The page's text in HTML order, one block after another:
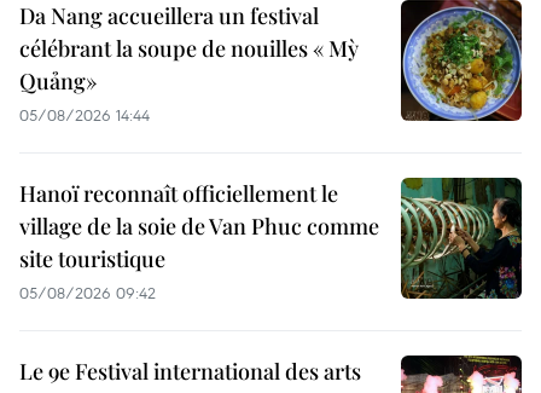
Da Nang accueillera un festival
célébrant la soupe de nouilles « Mỳ
Quảng»
05/08/2026 14:44
Hanoï reconnaît officiellement le
village de la soie de Van Phuc comme
site touristique
05/08/2026 09:42
Le 9e Festival international des arts